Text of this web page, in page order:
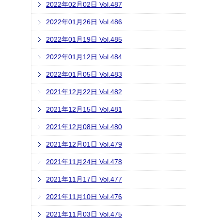
2022年02月02日 Vol.487
2022年01月26日 Vol.486
2022年01月19日 Vol.485
2022年01月12日 Vol.484
2022年01月05日 Vol.483
2021年12月22日 Vol.482
2021年12月15日 Vol.481
2021年12月08日 Vol.480
2021年12月01日 Vol.479
2021年11月24日 Vol.478
2021年11月17日 Vol.477
2021年11月10日 Vol.476
2021年11月03日 Vol.475